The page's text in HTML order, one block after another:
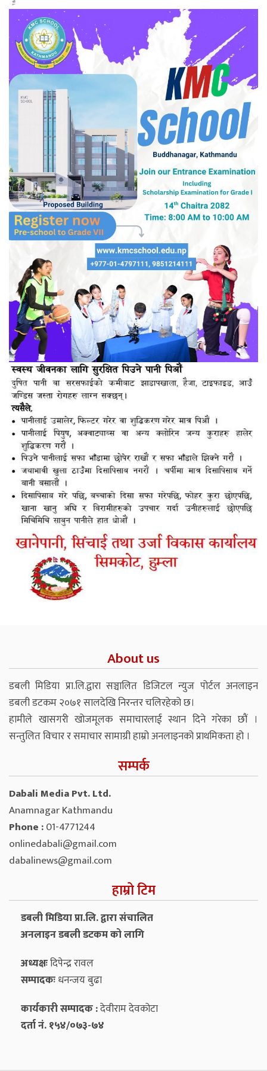
About us
डबली मिडिया प्रा.लि.द्वारा सञ्चालित डिजिटल न्युज पोर्टल अनलाइन
डबली डटकम २०७१ सालदेखि निरन्तर चलिरहेको छ।
हामीले खासगरी खोजमूलक समाचारलाई स्थान दिने गरेका छौं ।
सन्तुलित विचार र समाचार सामाग्री हाम्रो अनलाइनको प्राथमिकता हो ।
सम्पर्क
Dabali Media Pvt. Ltd.
Anamnagar Kathmandu
Phone :01-4771244
onlinedabali@gmail.com
dabalinews@gmail.com
हाम्रो टिम
डबली मिडिया प्रा.लि. द्वारा संचालित
अनलाइन डबली डटकम को लागि
अध्यक्षःदिपेन्द्र रावल
सम्पादकःधनन्‍जय बुढा
कार्यकारी सम्पादक :देवीराम देवकोटा
दर्ता नं. १५४/०७३-७४